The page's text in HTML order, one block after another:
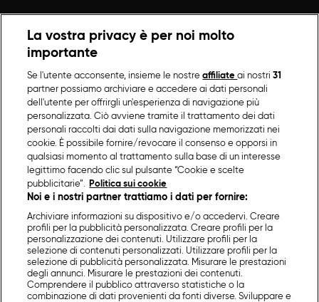
La vostra privacy è per noi molto
importante
Se l'utente acconsente, insieme le nostreaffiliateai nostri31
partner possiamo archiviare e accedere ai dati personali
dell'utente per offrirgli un'esperienza di navigazione più
personalizzata. Ciò avviene tramite il trattamento dei dati
personali raccolti dai dati sulla navigazione memorizzati nei
cookie. È possibile fornire/revocare il consenso e opporsi in
qualsiasi momento al trattamento sulla base di un interesse
legittimo facendo clic sul pulsante “Cookie e scelte
pubblicitarie”.
Politica sui cookie
Noi e i nostri partner trattiamo i dati per fornire:
Archiviare informazioni su dispositivo e/o accedervi. Creare
profili per la pubblicità personalizzata. Creare profili per la
personalizzazione dei contenuti. Utilizzare profili per la
selezione di contenuti personalizzati. Utilizzare profili per la
selezione di pubblicità personalizzata. Misurare le prestazioni
degli annunci. Misurare le prestazioni dei contenuti.
Comprendere il pubblico attraverso statistiche o la
combinazione di dati provenienti da fonti diverse. Sviluppare e